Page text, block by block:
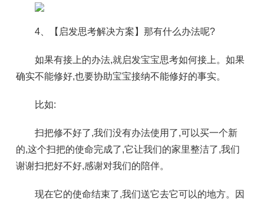
4、【启发思考解决方案】那有什么办法呢?
如果有接上的办法,就启发宝宝思考如何接上。如果
确实不能修好,也要协助宝宝接纳不能修好的事实。
比如:
扫把修不好了,我们没有办法使用了,可以买一个新
的,这个扫把的使命完成了,它让我们的家里整洁了,我们
谢谢扫把好不好,感谢对我们的陪伴。
现在它的使命结束了,我们送它去它可以的地方。因